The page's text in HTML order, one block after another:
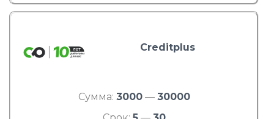
Creditplus
Сумма: 3000— 30000